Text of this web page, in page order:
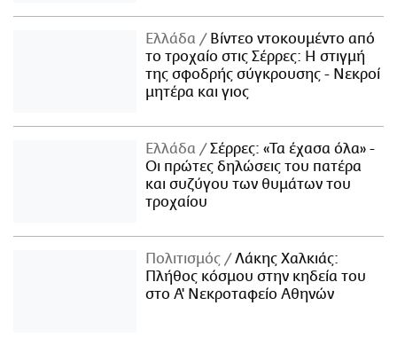
Ελλάδα
Βίντεο ντοκουμέντο από
το τροχαίο στις Σέρρες: Η στιγμή
της σφοδρής σύγκρουσης - Νεκροί
μητέρα και γιος
Ελλάδα
Σέρρες: «Τα έχασα όλα» -
Οι πρώτες δηλώσεις του πατέρα
και συζύγου των θυμάτων του
τροχαίου
Πολιτισμός
Λάκης Χαλκιάς:
Πλήθος κόσμου στην κηδεία του
στο Α' Νεκροταφείο Αθηνών